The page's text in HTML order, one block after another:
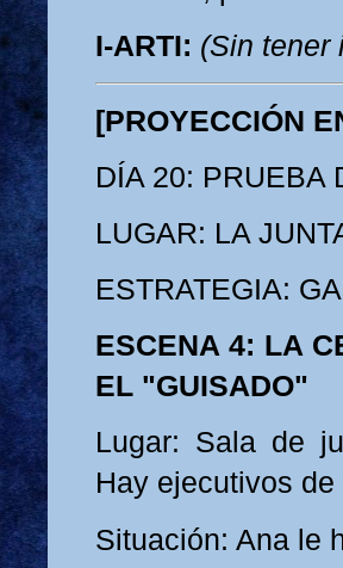
I-ARTI: (Sin tener
[PROYECCIÓN
DÍA 20: PRUEBA
LUGAR: LA
ESTRATEGIA:
ESCENA 4: LA
EL "GUISADO"
Lugar: Sala de
Hay ejecutivos de
Situación: Ana le